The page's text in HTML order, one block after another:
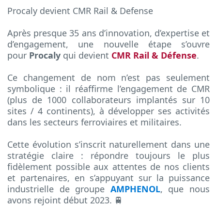
Procaly devient CMR Rail & Defense
Après presque 35 ans d’innovation, d’expertise et
d’engagement, une nouvelle étape s’ouvre
pour Procaly qui devient CMR Rail & Défense.
Ce changement de nom n’est pas seulement
symbolique : il réaffirme l’engagement de CMR
(plus de 1000 collaborateurs implantés sur 10
sites / 4 continents), à développer ses activités
dans les secteurs ferroviaires et militaires.
Cette évolution s’inscrit naturellement dans une
stratégie claire : répondre toujours le plus
fidèlement possible aux attentes de nos clients
et partenaires, en s’appuyant sur la puissance
industrielle de groupe AMPHENOL, que nous
avons rejoint début 2023. 🚆